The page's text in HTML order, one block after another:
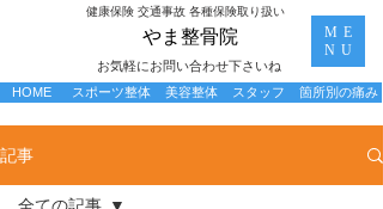
お気軽にお問い合わせ下さいね
​やま整骨院
​健康保険 交通事故 各種保険取り扱い
ME
NU
スポーツ整体 美容整体 箇所別の痛み
HOME スタッフ
記事